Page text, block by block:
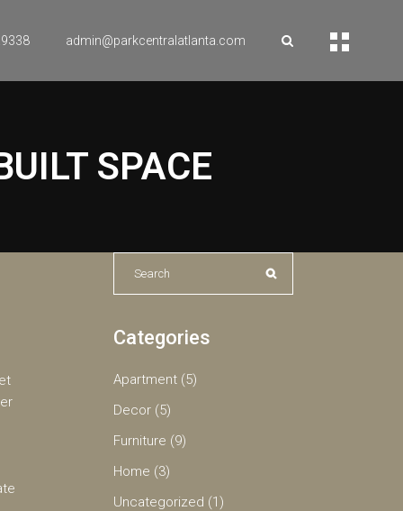
admin@parkcentralatlanta.com
SPACE
Categories
Apartment (5)
Decor (5)
Furniture (9)
Home (3)
Uncategorized (1)